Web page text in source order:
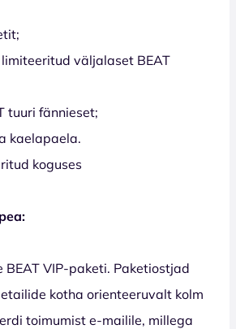
väljalaset BEAT
tuuri fännieset;
kaelapaela.
koguses
VIP-paketi. Paketiostjad
kotha orienteeruvalt kolm
toimumist e-mailile, millega